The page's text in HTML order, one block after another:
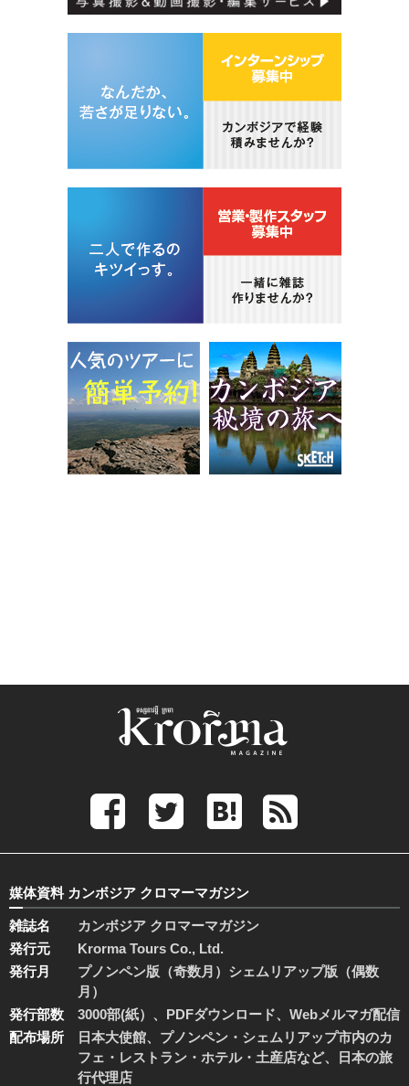
媒体資料 カンボジア クロマーマガジン
雑誌名
カンボジア クロマーマガジン
発行元
Krorma Tours Co., Ltd.
発行月
プノンペン版（奇数月）シェムリアップ版（偶数
月）
発行部数
3000部(紙）、PDFダウンロード、Webメルマガ配信
配布場所
日本大使館、プノンペン・シェムリアップ市内のカ
フェ・レストラン・ホテル・土産店など、日本の旅
行代理店